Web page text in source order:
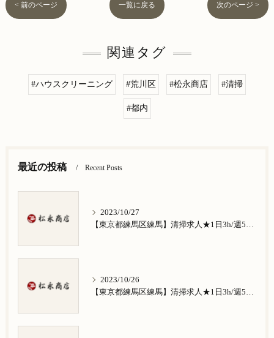
< 前のページ 一覧に戻る 次のページ >
関連タグ
#ハウスクリーニング #荒川区 #松永商店 #清掃
#都内
最近の投稿 Recent Posts
2023/10/27
【東京都練馬区練馬】清掃求人★1日3h/週5日/祝日お休み★谷原在住の方歓迎
2023/10/26
【東京都練馬区練馬】清掃求人★1日3h/週5日/祝日お休み★南田中在住の方歓迎